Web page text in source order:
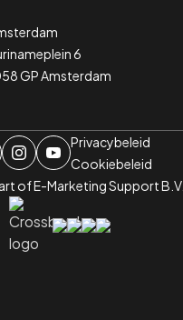
6
GP Amsterdam
Privacybeleid
Cookiebeleid
of E-Marketing Support B.V.